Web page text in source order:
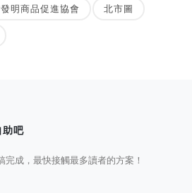
明商品促進協會 北市圖
助吧
成，最快接觸最多讀者的方案！